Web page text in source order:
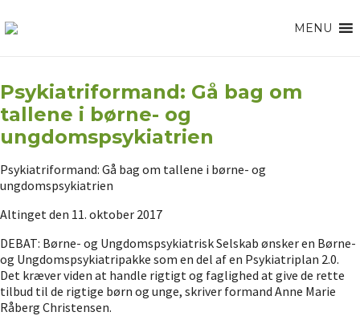
MENU
Psykiatriformand: Gå bag om
tallene i børne- og
ungdomspsykiatrien
Psykiatriformand: Gå bag om tallene i børne- og
ungdomspsykiatrien
Altinget den 11. oktober 2017
DEBAT: Børne- og Ungdomspsykiatrisk Selskab ønsker en Børne-
og Ungdomspsykiatripakke som en del af en Psykiatriplan 2.0.
Det kræver viden at handle rigtigt og faglighed at give de rette
tilbud til de rigtige børn og unge, skriver formand Anne Marie
Råberg Christensen.